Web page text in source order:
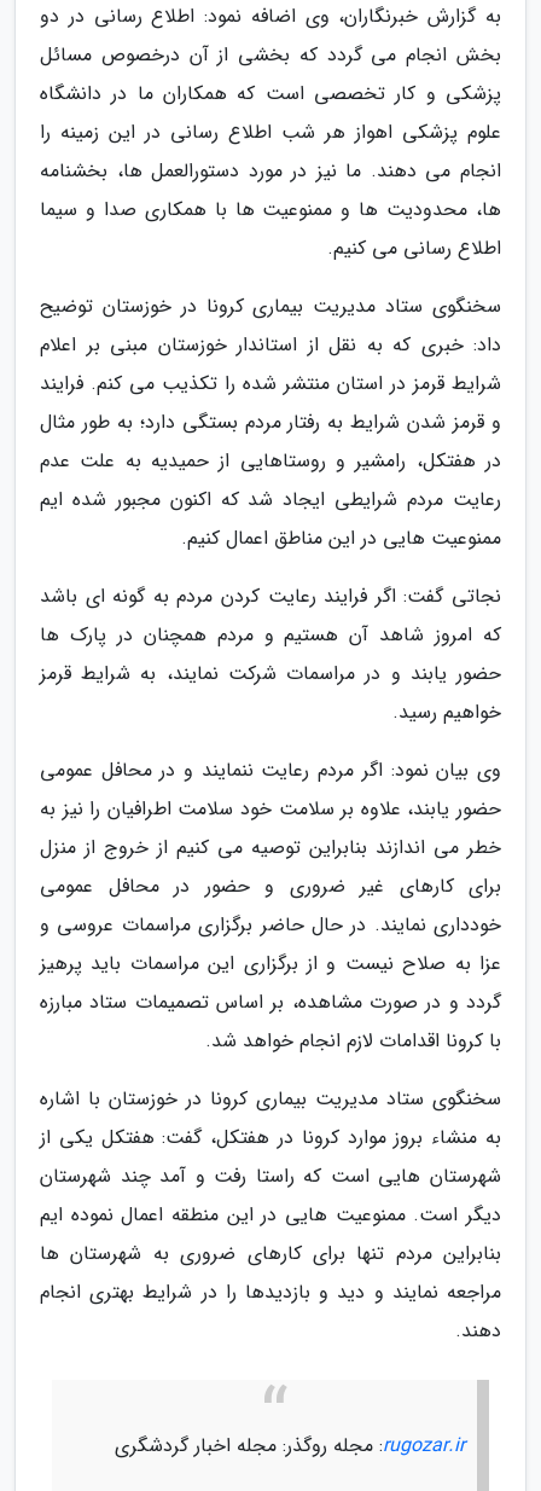
به گزارش خبرنگاران، وی اضافه نمود: اطلاع رسانی در دو
بخش انجام می گردد که بخشی از آن درخصوص مسائل
پزشکی و کار تخصصی است که همکاران ما در دانشگاه
علوم پزشکی اهواز هر شب اطلاع رسانی در این زمینه را
انجام می دهند. ما نیز در مورد دستورالعمل ها، بخشنامه
ها، محدودیت ها و ممنوعیت ها با همکاری صدا و سیما
اطلاع رسانی می کنیم.
سخنگوی ستاد مدیریت بیماری کرونا در خوزستان توضیح
داد: خبری که به نقل از استاندار خوزستان مبنی بر اعلام
شرایط قرمز در استان منتشر شده را تکذیب می کنم. فرایند
و قرمز شدن شرایط به رفتار مردم بستگی دارد؛ به طور مثال
در هفتکل، رامشیر و روستاهایی از حمیدیه به علت عدم
رعایت مردم شرایطی ایجاد شد که اکنون مجبور شده ایم
ممنوعیت هایی در این مناطق اعمال کنیم.
نجاتی گفت: اگر فرایند رعایت کردن مردم به گونه ای باشد
که امروز شاهد آن هستیم و مردم همچنان در پارک ها
حضور یابند و در مراسمات شرکت نمایند، به شرایط قرمز
خواهیم رسید.
وی بیان نمود: اگر مردم رعایت ننمایند و در محافل عمومی
حضور یابند، علاوه بر سلامت خود سلامت اطرافیان را نیز به
خطر می اندازند بنابراین توصیه می کنیم از خروج از منزل
برای کارهای غیر ضروری و حضور در محافل عمومی
خودداری نمایند. در حال حاضر برگزاری مراسمات عروسی و
عزا به صلاح نیست و از برگزاری این مراسمات باید پرهیز
گردد و در صورت مشاهده، بر اساس تصمیمات ستاد مبارزه
با کرونا اقدامات لازم انجام خواهد شد.
سخنگوی ستاد مدیریت بیماری کرونا در خوزستان با اشاره
به منشاء بروز موارد کرونا در هفتکل، گفت: هفتکل یکی از
شهرستان هایی است که راستا رفت و آمد چند شهرستان
دیگر است. ممنوعیت هایی در این منطقه اعمال نموده ایم
بنابراین مردم تنها برای کارهای ضروری به شهرستان ها
مراجعه نمایند و دید و بازدیدها را در شرایط بهتری انجام
دهند.
rugozar.ir: مجله روگذر: مجله اخبار گردشگری